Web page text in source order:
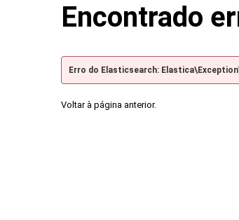
Encontrado
Erro do Elasticsearch:
Voltar à página anterior.